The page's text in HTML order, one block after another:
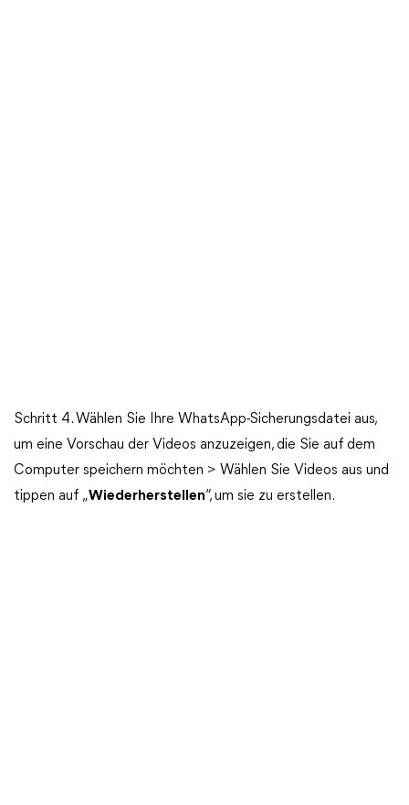
Schritt 4. Wählen Sie Ihre WhatsApp-Sicherungsdatei aus,
um eine Vorschau der Videos anzuzeigen, die Sie auf dem
Computer speichern möchten > Wählen Sie Videos aus und
tippen auf „Wiederherstellen“, um sie zu erstellen.